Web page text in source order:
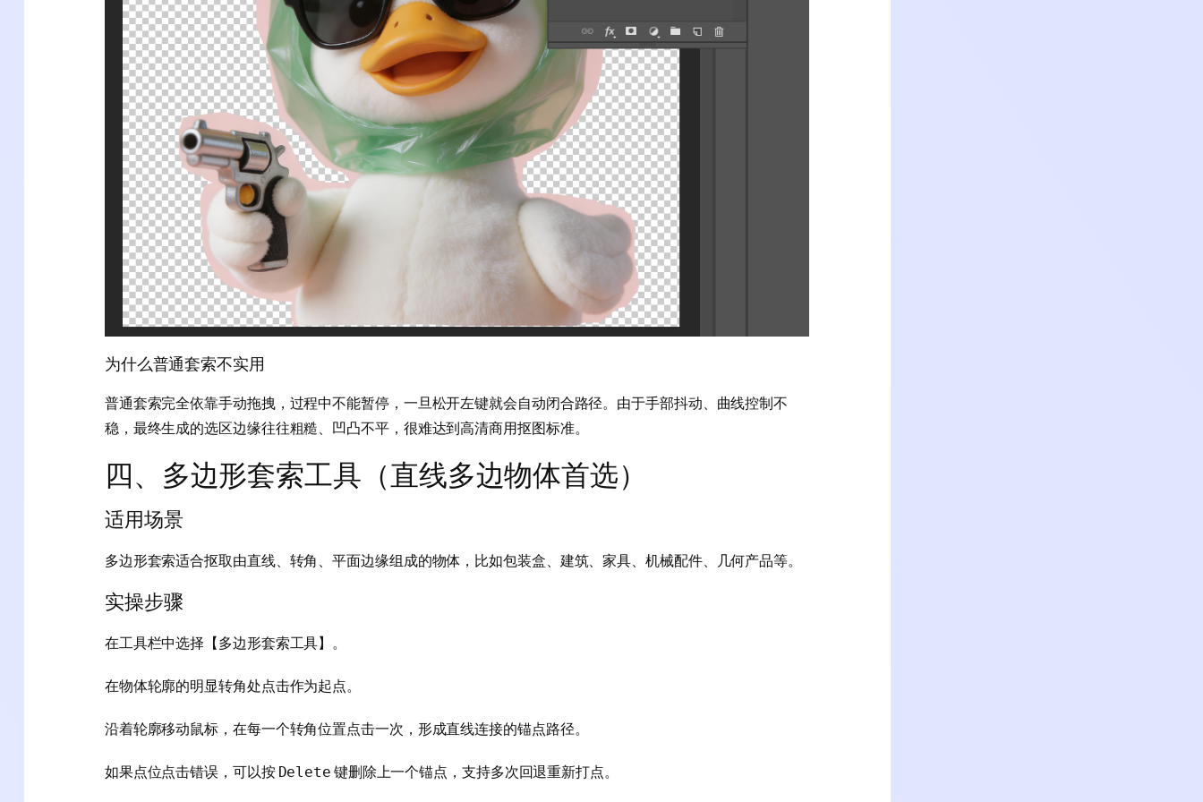
为什么普通套索不实用
普通套索完全依靠手动拖拽，过程中不能暂停，一旦松开左键就会自动闭合路径。由于手部抖动、曲线控制不
稳，最终生成的选区边缘往往粗糙、凹凸不平，很难达到高清商用抠图标准。
四、多边形套索工具（直线多边物体首选）
适用场景
多边形套索适合抠取由直线、转角、平面边缘组成的物体，比如包装盒、建筑、家具、机械配件、几何产品等。
实操步骤
在工具栏中选择【多边形套索工具】。
在物体轮廓的明显转角处点击作为起点。
沿着轮廓移动鼠标，在每一个转角位置点击一次，形成直线连接的锚点路径。
如果点位点击错误，可以按 Delete 键删除上一个锚点，支持多次回退重新打点。